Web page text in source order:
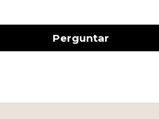
Perguntar